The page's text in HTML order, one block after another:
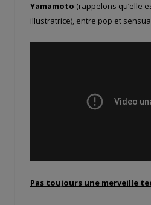
Yamamoto (rappelons qu’elle
illustratrice), entre pop et
Pas toujours une merveille